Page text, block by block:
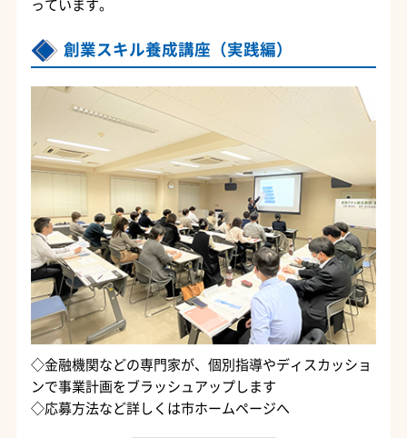
っています。
創業スキル養成講座（実践編）
◇金融機関などの専門家が、個別指導やディスカッショ
ンで事業計画をブラッシュアップします
◇応募方法など詳しくは市ホームページへ